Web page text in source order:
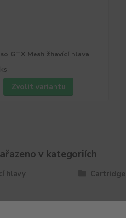
GTX Mesh žhavící hlava
ks
Zvolit variantu
v kategoriích
hlavy Cartridge